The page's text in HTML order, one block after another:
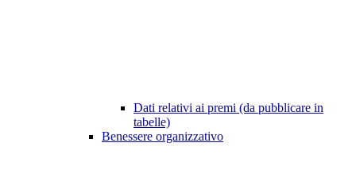
Dati relativi ai premi (da pubblicare in
tabelle)
Benessere organizzativo